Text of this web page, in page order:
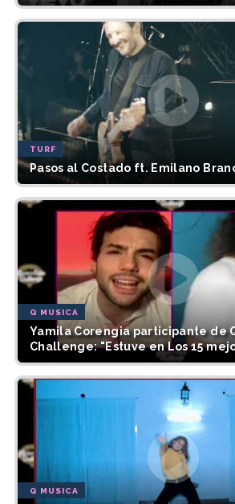
TURF
Pasos al Costado ft. Emilano
Q MUSICA
Yamila Corengia participante de
Challenge: "Estuve en Los 15
Q MUSICA